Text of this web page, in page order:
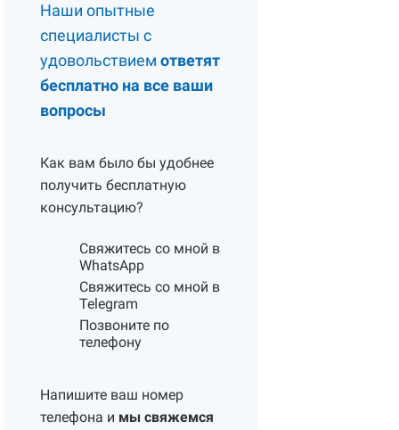
Наши опытные
специалисты с
удовольствием ответят
бесплатно на все ваши
вопросы
Как вам было бы удобнее
получить бесплатную
консультацию?
Свяжитесь со мной в
WhatsApp
Свяжитесь со мной в
Telegram
Позвоните по
телефону
Напишите ваш номер
телефона и мы свяжемся